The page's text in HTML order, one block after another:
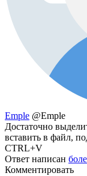
Emple @Emple
Достаточно
вставить в файл,
CTRL+V
Ответ написан
Комментировать